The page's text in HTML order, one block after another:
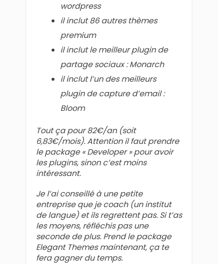
wordpress
il inclut 86 autres thèmes
premium
il inclut le meilleur plugin de
partage sociaux : Monarch
il inclut l’un des meilleurs
plugin de capture d’email :
Bloom
Tout ça pour 82€/an (soit
6,83€/mois).Attention il faut prendre
le package « Developer » pour avoir
les plugins, sinon c’est moins
intéressant.
Je l’ai conseillé à une petite
entreprise que je coach (un institut
de langue) et ils regrettent pas. Si t’as
les moyens, réfléchis pas une
seconde de plus. Prend le package
Elegant Themes maintenant, ça te
fera gagner du temps.